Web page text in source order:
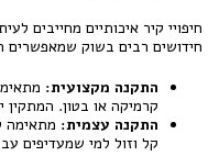
חיפויי קיר איכותיים מחייבים
חידושים רבים בשוק
התקנה מקצועית:
קרמיקה או בטון. המתקין
התקנה עצמית: מתאימה
קל וזול למי שמעדיפים